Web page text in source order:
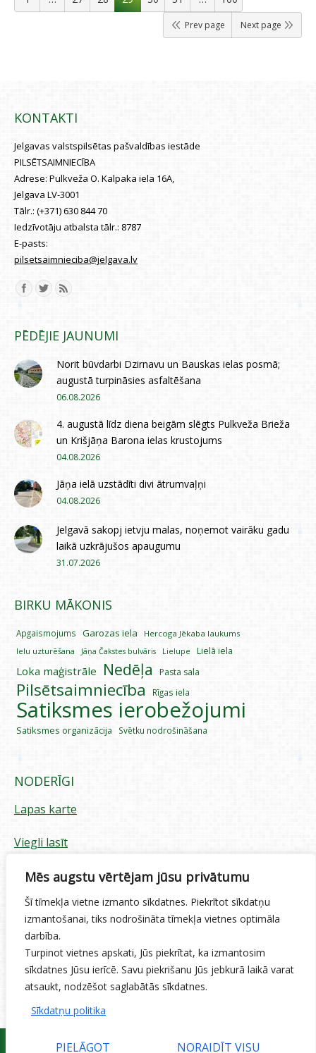
Mēs augstu vērtējam jūsu privātumu
Šī tīmekļa vietne izmanto sīkdatnes. Piekrītot sīkdatņu
izmantošanai, tiks nodrošināta tīmekļa vietnes optimāla
darbība.
Turpinot vietnes apskati, Jūs piekrītat, ka izmantosim
sīkdatnes Jūsu ierīcē. Savu piekrišanu Jūs jebkurā laikā varat
atsaukt, nodzēšot saglabātās sīkdatnes.
Sīkdatņu politika
PIELĀGOT NORAIDĪT VISU
Prev page Next page
KONTAKTI
Jelgavas valstspilsētas pašvaldības iestāde
PILSĒTSAIMNIECĪBA
Adrese: Pulkveža O. Kalpaka iela 16A,
Jelgava LV-3001
Tālr.: (+371) 630 844 70
Iedzīvotāju atbalsta tālr.: 8787
E-pasts:
pilsetsaimnieciba@jelgava.lv
Find us on:
PĒDĒJIE JAUNUMI
Norit būvdarbi Dzirnavu un Bauskas ielas posmā;
augustā turpināsies asfaltēšana
06.08.2026
4. augustā līdz diena beigām slēgts Pulkveža Brieža
un Krišjāņa Barona ielas krustojums
04.08.2026
Jāņa ielā uzstādīti divi ātrumvaļņi
04.08.2026
Jelgavā sakopj ietvju malas, noņemot vairāku gadu
laikā uzkrājušos apaugumu
31.07.2026
BIRKU MĀKONIS
Apgaismojums Garozas iela
Hercoga Jēkaba laukums
Ielu uzturēšana
Jāņa Čakstes bulvāris Lielupe Lielā iela
Loka maģistrāle Nedēļa Pasta sala
Pilsētsaimniecība Rīgas iela
Satiksmes ierobežojumi
Satiksmes organizācija Svētku nodrošināšana
NODERĪGI
Lapas karte
Viegli lasīt
Piekļūstamības paziņojums
Sīkdatņu izmantošana
Privātuma politika
Ētikas kodekss